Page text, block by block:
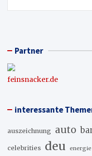
Partner
feinsnacker.de
interessante
auszeichnung auto
celebrities deu energie